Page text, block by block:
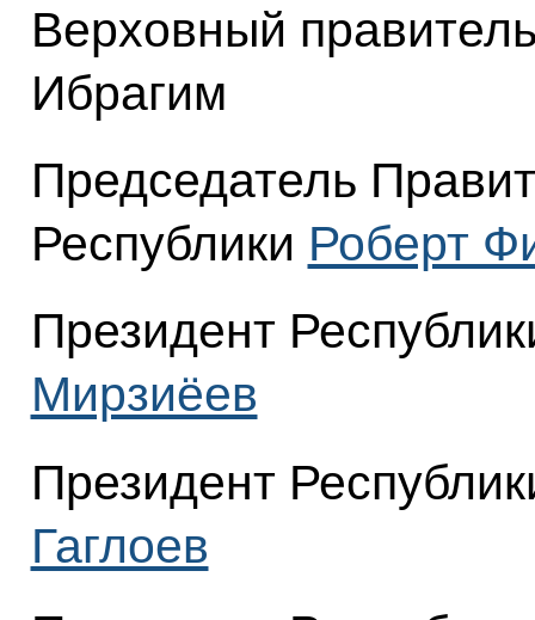
Верховный
Ибрагим
Председатель
Республики Роберт
Президент
Мирзиёев
Президент
Гаглоев